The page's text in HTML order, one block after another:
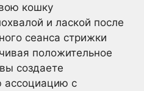
кошку
и лаской после
сеанса стрижки
положительное
создаете
ассоциацию с